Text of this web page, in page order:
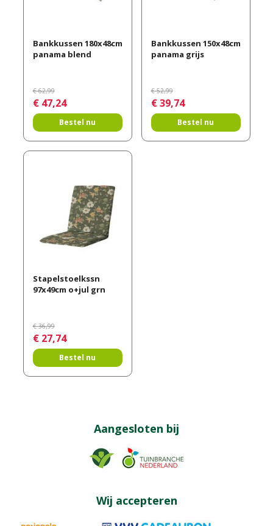
Bankkussen 180x48cm
panama blend
€ 62,99
€ 47,24
Bestel nu
Bankkussen 150x48cm
panama grijs
€ 52,99
€ 39,74
Bestel nu
Stapelstoelkssn
97x49cm o+jul grn
€ 36,99
€ 27,74
Bestel nu
Aangesloten bij
Wij accepteren